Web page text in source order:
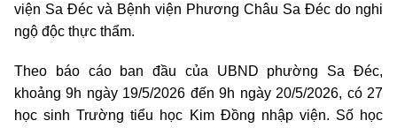
viện Sa Đéc và Bệnh viện Phương Châu Sa Đéc do nghi
ngộ độc thực thẩm.
Theo báo cáo ban đầu của UBND phường Sa Đéc,
khoảng 9h ngày 19/5/2026 đến 9h ngày 20/5/2026, có 27
học sinh Trường tiểu học Kim Đồng nhập viện. Số học